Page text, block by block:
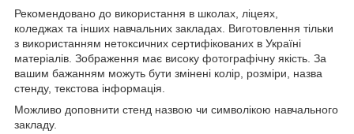
Рекомендовано до використання в школах, ліцеях,
коледжах та інших навчальних закладах. Виготовлення тільки
з використанням нетоксичних сертифікованих в Україні
матеріалів. Зображення має високу фотографічну якість. За
вашим бажанням можуть бути змінені колір, розміри, назва
стенду, текстова інформація.
Можливо доповнити стенд назвою чи символікою навчального
закладу.